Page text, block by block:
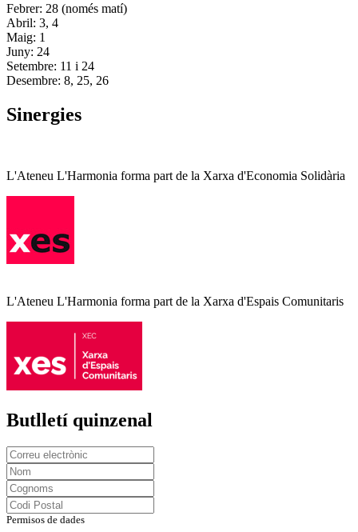
Febrer: 28 (només matí)
Abril: 3, 4
Maig: 1
Juny: 24
Setembre: 11 i 24
Desembre: 8, 25, 26
Sinergies
L'Ateneu L'Harmonia forma part de la Xarxa d'Economia Solidària
L'Ateneu L'Harmonia forma part de la Xarxa d'Espais Comunitaris
Butlletí quinzenal
Permisos de dades